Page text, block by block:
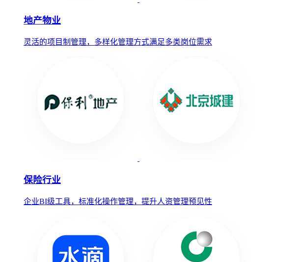
地产物业
灵活的项目制管理，多样化管理方式满足多类岗位需求
保险行业
企业BI级工具，标准化操作管理，提升人资管理预见性